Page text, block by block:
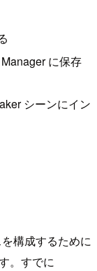
に保存
シーンにイン
構成するために
。すでに